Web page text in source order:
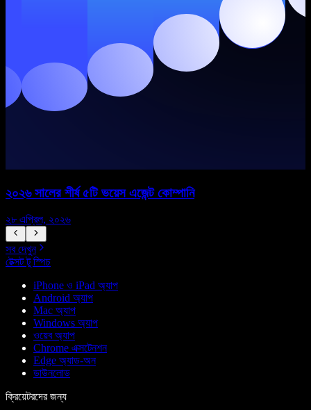
২০২৬ সালের শীর্ষ ৫টি ভয়েস এজেন্ট কোম্পানি
২৮ এপ্রিল, ২০২৬
সব দেখুন
টেক্সট টু স্পিচ
iPhone ও iPad অ্যাপ
Android অ্যাপ
Mac অ্যাপ
Windows অ্যাপ
ওয়েব অ্যাপ
Chrome এক্সটেনশন
Edge অ্যাড-অন
ডাউনলোড
ক্রিয়েটরদের জন্য